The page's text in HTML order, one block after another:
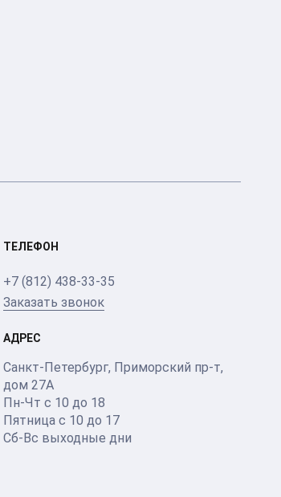
ТЕЛЕФОН
+7 (812) 438-33-35
Заказать звонок
АДРЕС
Санкт-Петербург, Приморский пр-т,
дом 27А
Пн-Чт с 10 до 18
Пятница с 10 до 17
Сб-Вс выходные дни